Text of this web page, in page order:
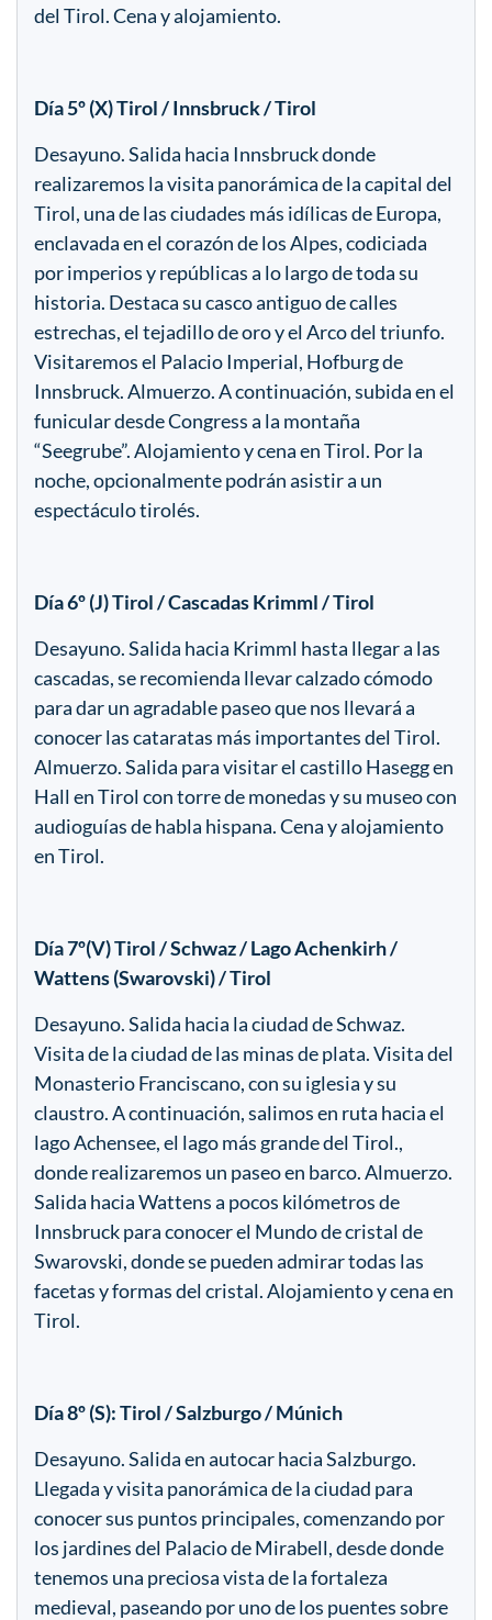
del Tirol. Cena y alojamiento.
Día 5º (X) Tirol / Innsbruck / Tirol
Desayuno. Salida hacia Innsbruck donde
realizaremos la visita panorámica de la capital del
Tirol, una de las ciudades más idílicas de Europa,
enclavada en el corazón de los Alpes, codiciada
por imperios y repúblicas a lo largo de toda su
historia. Destaca su casco antiguo de calles
estrechas, el tejadillo de oro y el Arco del triunfo.
Visitaremos el Palacio Imperial, Hofburg de
Innsbruck. Almuerzo. A continuación, subida en el
funicular desde Congress a la montaña
“Seegrube”. Alojamiento y cena en Tirol. Por la
noche, opcionalmente podrán asistir a un
espectáculo tirolés.
Día 6º (J) Tirol / Cascadas Krimml / Tirol
Desayuno. Salida hacia Krimml hasta llegar a las
cascadas, se recomienda llevar calzado cómodo
para dar un agradable paseo que nos llevará a
conocer las cataratas más importantes del Tirol.
Almuerzo. Salida para visitar el castillo Hasegg en
Hall en Tirol con torre de monedas y su museo con
audioguías de habla hispana. Cena y alojamiento
en Tirol.
Día 7º(V) Tirol / Schwaz / Lago Achenkirh /
Wattens (Swarovski) / Tirol
Desayuno. Salida hacia la ciudad de Schwaz.
Visita de la ciudad de las minas de plata. Visita del
Monasterio Franciscano, con su iglesia y su
claustro. A continuación, salimos en ruta hacia el
lago Achensee, el lago más grande del Tirol.,
donde realizaremos un paseo en barco. Almuerzo.
Salida hacia Wattens a pocos kilómetros de
Innsbruck para conocer el Mundo de cristal de
Swarovski, donde se pueden admirar todas las
facetas y formas del cristal. Alojamiento y cena en
Tirol.
Día 8º (S): Tirol / Salzburgo / Múnich
Desayuno. Salida en autocar hacia Salzburgo.
Llegada y visita panorámica de la ciudad para
conocer sus puntos principales, comenzando por
los jardines del Palacio de Mirabell, desde donde
tenemos una preciosa vista de la fortaleza
medieval, paseando por uno de los puentes sobre